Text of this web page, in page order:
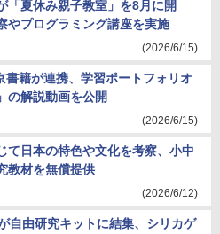
「夏休み親子教室」を8月に開
やプログラミング講座を実施
(2026/6/15)
籍が連携、学習ポートフォリオ
の解説動画を公開
(2026/6/15)
て日本の特色や文化を考察、小中
教材を無償提供
(2026/6/12)
自由研究キットに結集、シリカゲ